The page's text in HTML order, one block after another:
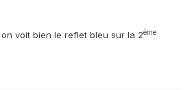
voit bien le reflet bleu sur la 2ème